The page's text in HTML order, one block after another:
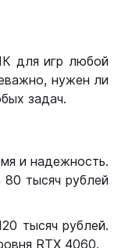
для игр любой
нужен ли
задач.
и надежность.
тысяч рублей
тысяч рублей.
RTX 4060.